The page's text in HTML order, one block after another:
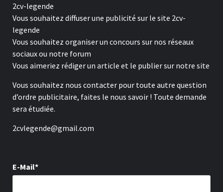
2cv-legende
Vous souhaitez diffuser une publicité sur le site 2cv-
legende
Vous souhaitez organiser un concours sur nos réseaux
sociaux ou notre forum
Vous aimeriez rédiger un article et le publier sur notre site
Vous souhaitez nous contacter pour toute autre question
d’ordre publicitaire, faites le nous savoir ! Toute demande
sera étudiée.
2cvlegende@gmail.com
E-Mail*